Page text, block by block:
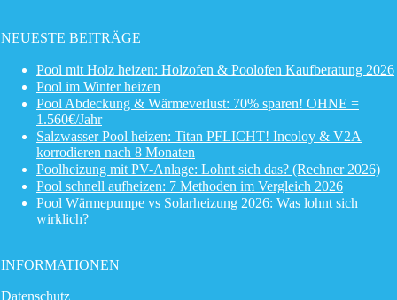
NEUESTE BEITRÄGE
Pool mit Holz heizen: Holzofen & Poolofen Kaufberatung 2026
Pool im Winter heizen
Pool Abdeckung & Wärmeverlust: 70% sparen! OHNE =
1.560€/Jahr
Salzwasser Pool heizen: Titan PFLICHT! Incoloy & V2A
korrodieren nach 8 Monaten
Poolheizung mit PV-Anlage: Lohnt sich das? (Rechner 2026)
Pool schnell aufheizen: 7 Methoden im Vergleich 2026
Pool Wärmepumpe vs Solarheizung 2026: Was lohnt sich
wirklich?
INFORMATIONEN
Datenschutz